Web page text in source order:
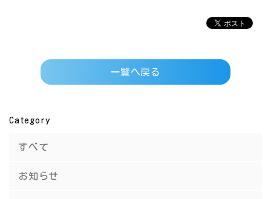
一覧へ戻る
Category
すべて
お知らせ